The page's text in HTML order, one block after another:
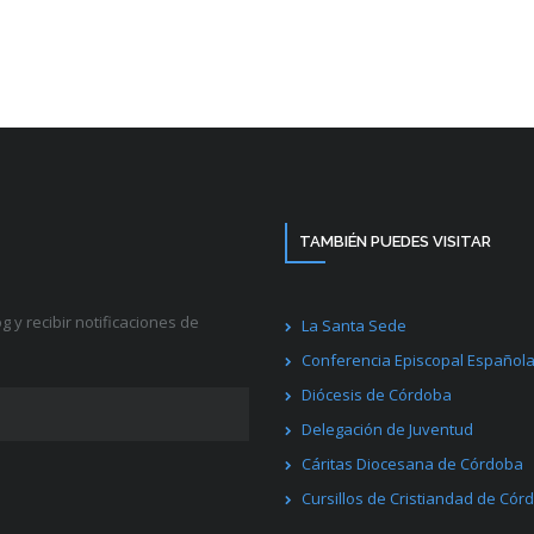
y recibir notificaciones de
TAMBIÉN PUEDES VISITAR
La Santa Sede
Conferencia Episcopal Española
Diócesis de Córdoba
Delegación de Juventud
Cáritas Diocesana de Córdoba
Cursillos de Cristiandad de